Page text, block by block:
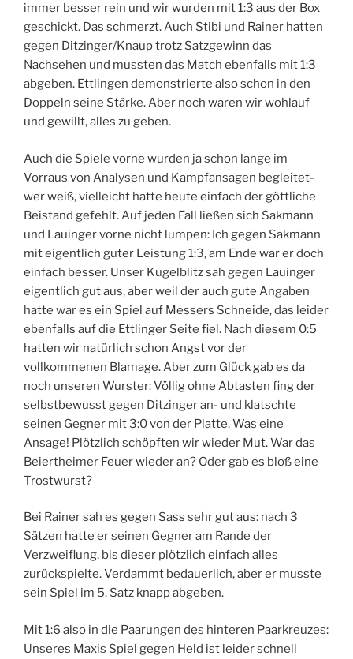
immer besser rein und wir wurden mit 1:3 aus der Box
geschickt. Das schmerzt. Auch Stibi und Rainer hatten
gegen Ditzinger/Knaup trotz Satzgewinn das
Nachsehen und mussten das Match ebenfalls mit 1:3
abgeben. Ettlingen demonstrierte also schon in den
Doppeln seine Stärke. Aber noch waren wir wohlauf
und gewillt, alles zu geben.
Auch die Spiele vorne wurden ja schon lange im
Vorraus von Analysen und Kampfansagen begleitet-
wer weiß, vielleicht hatte heute einfach der göttliche
Beistand gefehlt. Auf jeden Fall ließen sich Sakmann
und Lauinger vorne nicht lumpen: Ich gegen Sakmann
mit eigentlich guter Leistung 1:3, am Ende war er doch
einfach besser. Unser Kugelblitz sah gegen Lauinger
eigentlich gut aus, aber weil der auch gute Angaben
hatte war es ein Spiel auf Messers Schneide, das leider
ebenfalls auf die Ettlinger Seite fiel. Nach diesem 0:5
hatten wir natürlich schon Angst vor der
vollkommenen Blamage. Aber zum Glück gab es da
noch unseren Wurster: Völlig ohne Abtasten fing der
selbstbewusst gegen Ditzinger an- und klatschte
seinen Gegner mit 3:0 von der Platte. Was eine
Ansage! Plötzlich schöpften wir wieder Mut. War das
Beiertheimer Feuer wieder an? Oder gab es bloß eine
Trostwurst?
Bei Rainer sah es gegen Sass sehr gut aus: nach 3
Sätzen hatte er seinen Gegner am Rande der
Verzweiflung, bis dieser plötzlich einfach alles
zurückspielte. Verdammt bedauerlich, aber er musste
sein Spiel im 5. Satz knapp abgeben.
Mit 1:6 also in die Paarungen des hinteren Paarkreuzes:
Unseres Maxis Spiel gegen Held ist leider schnell